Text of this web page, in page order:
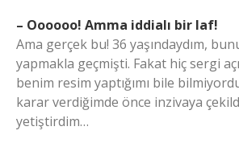
– Oooooo! Amma iddialı bir laf!
Ama gerçek bu! 36 yaşındaydım,
yapmakla geçmişti. Fakat hiç sergi
benim resim yaptığımı bile
karar verdiğimde önce inzivaya
yetiştirdim…